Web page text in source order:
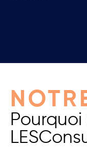
Pourquoi